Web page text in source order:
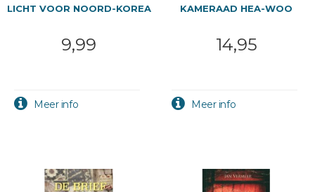
LICHT VOOR NOORD-KOREA
9,99
KAMERAAD HEA-WOO
14,95